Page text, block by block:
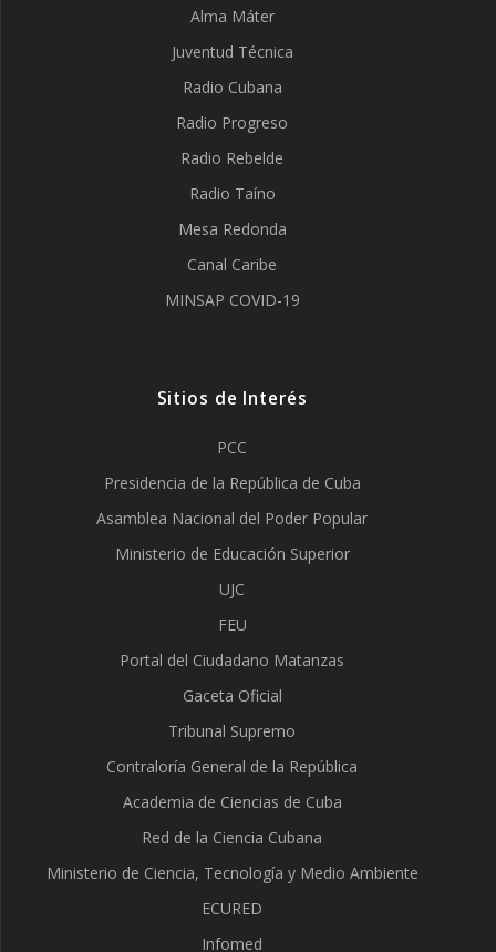
Alma Máter
Juventud Técnica
Radio Cubana
Radio Progreso
Radio Rebelde
Radio Taíno
Mesa Redonda
Canal Caribe
MINSAP COVID-19
Sitios de Interés
PCC
Presidencia de la República de Cuba
Asamblea Nacional del Poder Popular
Ministerio de Educación Superior
UJC
FEU
Portal del Ciudadano Matanzas
Gaceta Oficial
Tribunal Supremo
Contraloría General de la República
Academia de Ciencias de Cuba
Red de la Ciencia Cubana
Ministerio de Ciencia, Tecnología y Medio Ambiente
ECURED
Infomed